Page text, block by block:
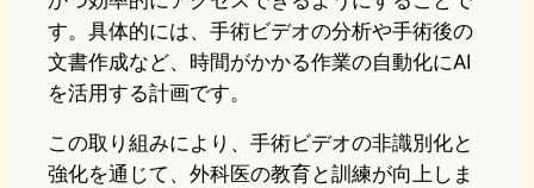
す。具体的には、手術ビデオの分析や手術後の
文書作成など、時間がかかる作業の自動化にAI
を活用する計画です。
この取り組みにより、手術ビデオの非識別化と
強化を通じて、外科医の教育と訓練が向上しま